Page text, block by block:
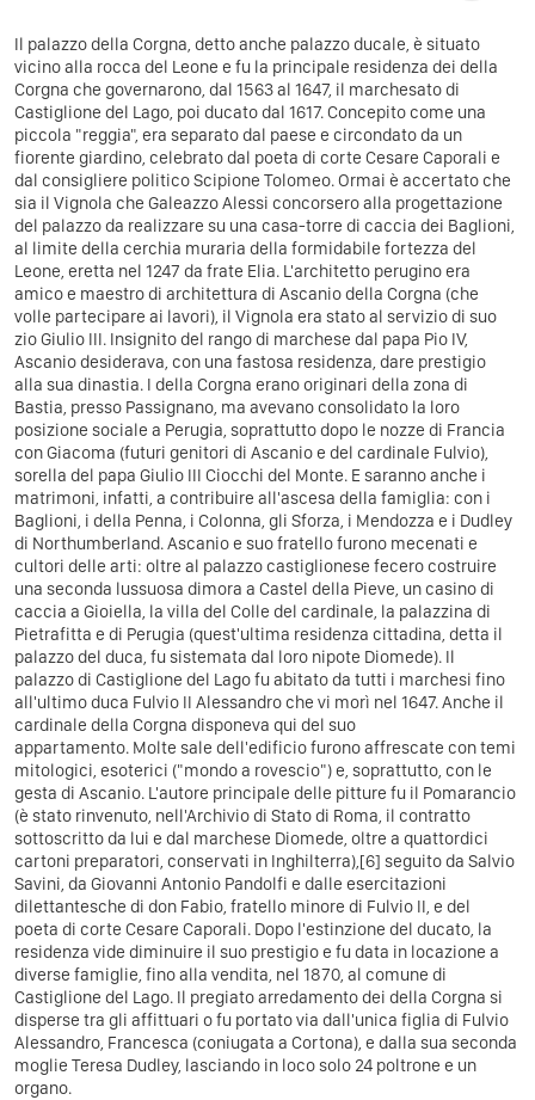
Il palazzo della Corgna, detto anche palazzo ducale, è situato
vicino alla rocca del Leone e fu la principale residenza dei della
Corgna che governarono, dal 1563 al 1647, il marchesato di
Castiglione del Lago, poi ducato dal 1617. Concepito come una
piccola "reggia", era separato dal paese e circondato da un
fiorente giardino, celebrato dal poeta di corte Cesare Caporali e
dal consigliere politico Scipione Tolomeo. Ormai è accertato che
sia il Vignola che Galeazzo Alessi concorsero alla progettazione
del palazzo da realizzare su una casa-torre di caccia dei Baglioni,
al limite della cerchia muraria della formidabile fortezza del
Leone, eretta nel 1247 da frate Elia. L'architetto perugino era
amico e maestro di architettura di Ascanio della Corgna (che
volle partecipare ai lavori), il Vignola era stato al servizio di suo
zio Giulio III. Insignito del rango di marchese dal papa Pio IV,
Ascanio desiderava, con una fastosa residenza, dare prestigio
alla sua dinastia. I della Corgna erano originari della zona di
Bastia, presso Passignano, ma avevano consolidato la loro
posizione sociale a Perugia, soprattutto dopo le nozze di Francia
con Giacoma (futuri genitori di Ascanio e del cardinale Fulvio),
sorella del papa Giulio III Ciocchi del Monte. E saranno anche i
matrimoni, infatti, a contribuire all'ascesa della famiglia: con i
Baglioni, i della Penna, i Colonna, gli Sforza, i Mendozza e i Dudley
di Northumberland. Ascanio e suo fratello furono mecenati e
cultori delle arti: oltre al palazzo castiglionese fecero costruire
una seconda lussuosa dimora a Castel della Pieve, un casino di
caccia a Gioiella, la villa del Colle del cardinale, la palazzina di
Pietrafitta e di Perugia (quest'ultima residenza cittadina, detta il
palazzo del duca, fu sistemata dal loro nipote Diomede). Il
palazzo di Castiglione del Lago fu abitato da tutti i marchesi fino
all'ultimo duca Fulvio II Alessandro che vi morì nel 1647. Anche il
cardinale della Corgna disponeva qui del suo
appartamento. Molte sale dell'edificio furono affrescate con temi
mitologici, esoterici ("mondo a rovescio") e, soprattutto, con le
gesta di Ascanio. L'autore principale delle pitture fu il Pomarancio
(è stato rinvenuto, nell'Archivio di Stato di Roma, il contratto
sottoscritto da lui e dal marchese Diomede, oltre a quattordici
cartoni preparatori, conservati in Inghilterra),[6] seguito da Salvio
Savini, da Giovanni Antonio Pandolfi e dalle esercitazioni
dilettantesche di don Fabio, fratello minore di Fulvio II, e del
poeta di corte Cesare Caporali. Dopo l'estinzione del ducato, la
residenza vide diminuire il suo prestigio e fu data in locazione a
diverse famiglie, fino alla vendita, nel 1870, al comune di
Castiglione del Lago. Il pregiato arredamento dei della Corgna si
disperse tra gli affittuari o fu portato via dall'unica figlia di Fulvio
Alessandro, Francesca (coniugata a Cortona), e dalla sua seconda
moglie Teresa Dudley, lasciando in loco solo 24 poltrone e un
organo.